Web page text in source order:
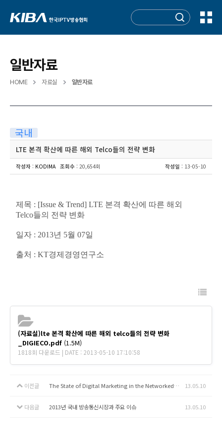
일반자료
HOME 자료실 일반자료
국내
LTE 본격 확산에 따른 해외 Telco들의 전략 변화
작성자 : KODIMA 조회수 : 20,654회 작성일 : 13-05-10
제목 : [Issue & Trend] LTE 본격 확산에 따른 해외
Telco들의 전략 변화
일자 : 2013년 5월 07일
출처 : KT경제경영연구소
(자료실)lte 본격 확산에 따른 해외 telco들의 전략 변화
_DIGIECO.pdf (1.5M)
1818회 다운로드 | DATE : 2013-05-10 17:10:58
이전글 The State of Digital Marketing in the Networked Age 13.05.10
다음글 2013년 국내 방송통신시장과 주요 이슈 13.05.10